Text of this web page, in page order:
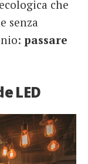
che
senza
passare
LED